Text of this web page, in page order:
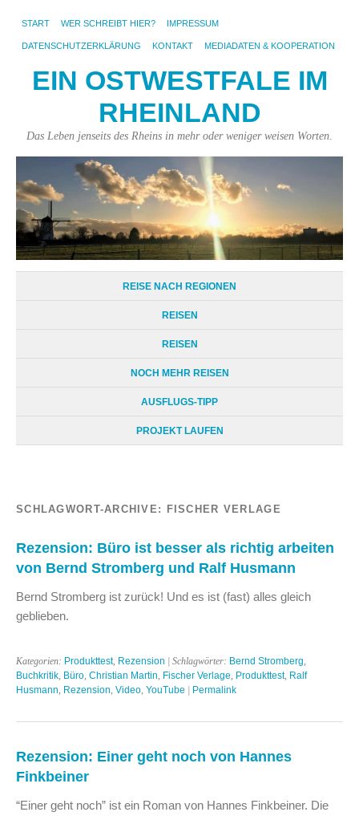
START WER SCHREIBT HIER? IMPRESSUM
DATENSCHUTZERKLÄRUNG KONTAKT MEDIADATEN & KOOPERATION
EIN OSTWESTFALE IM
RHEINLAND
Das Leben jenseits des Rheins in mehr oder weniger weisen Worten.
REISE NACH REGIONEN
REISEN
REISEN
NOCH MEHR REISEN
AUSFLUGS-TIPP
PROJEKT LAUFEN
SCHLAGWORT-ARCHIVE: FISCHER VERLAGE
Rezension: Büro ist besser als richtig arbeiten
von Bernd Stromberg und Ralf Husmann
Bernd Stromberg ist zurück! Und es ist (fast) alles gleich
geblieben.
Kategorien: Produkttest, Rezension | Schlagwörter: Bernd Stromberg
Buchkritik Büro Christian Martin Fischer Verlage Produkttest, Ralf
Husmann Rezension Video YouTube | Permalink
Rezension: Einer geht noch von Hannes
Finkbeiner
“Einer geht noch” ist ein Roman von Hannes Finkbeiner. Die